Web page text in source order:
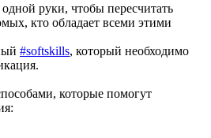
руки, чтобы пересчитать
кто обладает всеми этими
#softskills, который необходимо
которые помогут